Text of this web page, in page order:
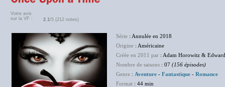
Votre avis
sur la VF :
2.1/5 (212 notes)
Série : Annulée en 2018
Origine : Américaine
Créée en 2011 par : Adam Horowitz &
Nombre de saisons : 07 (156 épisodes)
Genre : Aventure - Fantastique - Romance
Format : 44 min